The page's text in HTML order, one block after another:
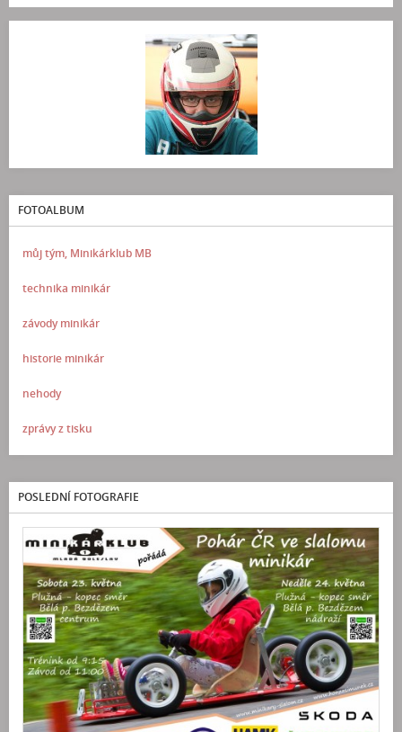
FOTOALBUM
můj tým, Minikárklub MB
technika minikár
závody minikár
historie minikár
nehody
zprávy z tisku
POSLEDNÍ FOTOGRAFIE